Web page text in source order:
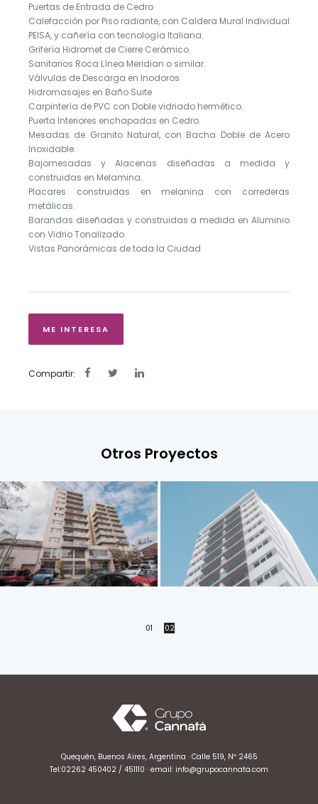
Puertas de Entrada de Cedro
Calefacción por Piso radiante, con Caldera Mural Individual
PEISA, y cañería con tecnología Italiana.
Grifería Hidromet de Cierre Cerámico.
Sanitarios Roca Línea Meridian o similar.
Válvulas de Descarga en Inodoros
Hidromasajes en Baño Suite
Carpintería de PVC con Doble vidriado hermético.
Puerta Interiores enchapadas en Cedro.
Mesadas de Granito Natural, con Bacha Doble de Acero
Inoxidable.
Bajomesadas y Alacenas diseñadas a medida y
construidas en Melamina.
Placares construidas en melanina con correderas
metálicas.
Barandas diseñadas y construidas a medida en Aluminio
con Vidrio Tonalizado.
Vistas Panorámicas de toda la Ciudad
ME INTERESA
Compartir:
Otros Proyectos
TORRES BELLAGIO ACQUA II C.G. NECOCHEA
ACQUA I G.C. QUEQUÉN
01 02
Quequén, Buenos Aires, Argentina · Calle 519, Nº 2465
Tel:02262 450402 / 451110 · email: info@grupocannata.com